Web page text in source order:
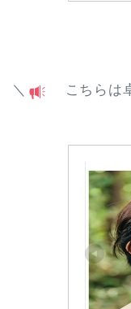
＼ こちらは